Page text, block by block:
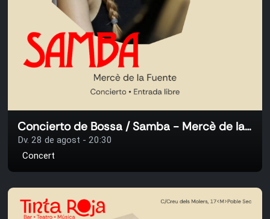
Concierto de Bossa / Samba - Mercè de la Fuente
Dv. 28 de agost - 20:30
Concert